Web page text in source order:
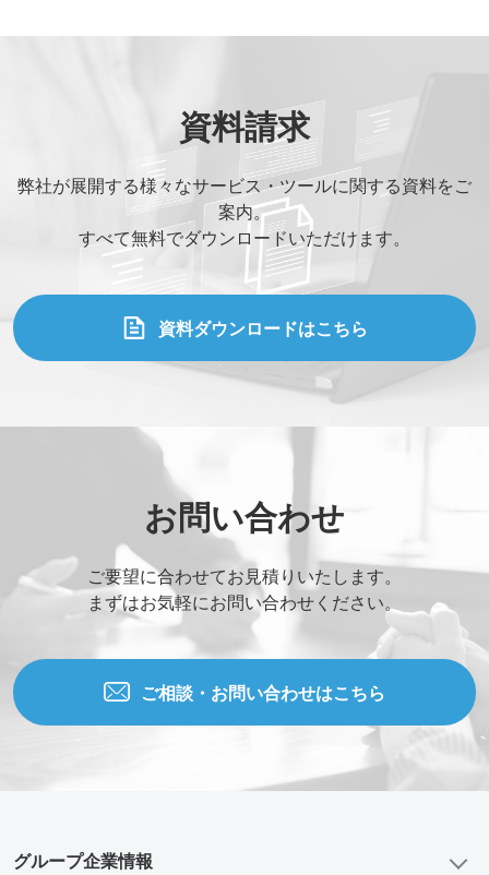
資料請求
弊社が展開する様々なサービス・ツールに関する資料をご
案内。
すべて無料でダウンロードいただけます。
資料ダウンロードはこちら
お問い合わせ
ご要望に合わせてお見積りいたします。
まずはお気軽にお問い合わせください。
ご相談・お問い合わせはこちら
グループ企業情報